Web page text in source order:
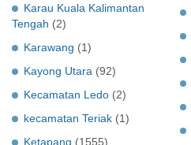
Karau Kuala Kalimantan
Tengah (2)
Karawang (1)
Kayong Utara (92)
Kecamatan Ledo (2)
kecamatan Teriak (1)
Ketapang (1555)